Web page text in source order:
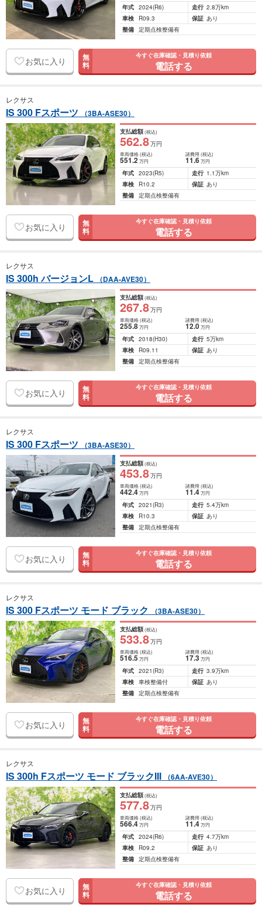
年式 2024(R6) 走行 2.8万km
車検
R09.3 保証 あり
整備 定期点検整備有
お気に入り 無
料
今すぐ在庫確認・見積り依頼
電話する
レクサス
IS 300 Fスポーツ （3BA-ASE30）
支払総額(税込)
562.8万円
車両価格(税込)
551.2万円
諸費用 (税込)
11.6 万円
年式 2023(R5) 走行 1.1万km
車検
R10.2 保証 あり
整備 定期点検整備有
お気に入り 無
料
今すぐ在庫確認・見積り依頼
電話する
レクサス
IS 300h バージョンL （DAA-AVE30）
支払総額(税込)
267.8万円
車両価格(税込)
255.8万円
諸費用 (税込)
12.0 万円
年式 2018(H30) 走行 5万km
車検
R09.11 保証 あり
整備 定期点検整備有
お気に入り 無
料
今すぐ在庫確認・見積り依頼
電話する
レクサス
IS 300 Fスポーツ （3BA-ASE30）
支払総額(税込)
453.8万円
車両価格(税込)
442.4万円
諸費用 (税込)
11.4 万円
年式 2021(R3) 走行 5.4万km
車検
R10.3 保証 あり
整備 定期点検整備有
お気に入り 無
料
今すぐ在庫確認・見積り依頼
電話する
レクサス
IS 300 Fスポーツ モード ブラック （3BA-ASE30）
支払総額(税込)
533.8万円
車両価格(税込)
516.5万円
諸費用 (税込)
17.3 万円
年式 2021(R3) 走行 3.9万km
車検 車検整備付 保証 あり
整備 定期点検整備有
お気に入り 無
料
今すぐ在庫確認・見積り依頼
電話する
レクサス
IS 300h Fスポーツ モード ブラックIII （6AA-AVE30）
支払総額(税込)
577.8万円
車両価格(税込)
566.4万円
諸費用 (税込)
11.4 万円
年式 2024(R6) 走行 4.7万km
車検
R09.2 保証 あり
整備 定期点検整備有
お気に入り 無
料
今すぐ在庫確認・見積り依頼
電話する